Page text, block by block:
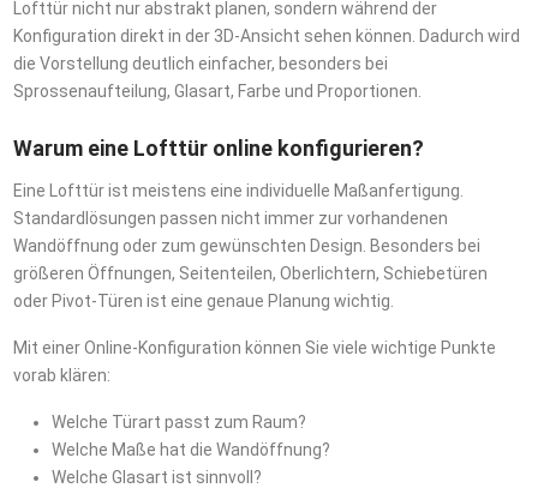
Lofttür nicht nur abstrakt planen, sondern während der
Konfiguration direkt in der 3D-Ansicht sehen können. Dadurch wird
die Vorstellung deutlich einfacher, besonders bei
Sprossenaufteilung, Glasart, Farbe und Proportionen.
Warum eine Lofttür online konfigurieren?
Eine Lofttür ist meistens eine individuelle Maßanfertigung.
Standardlösungen passen nicht immer zur vorhandenen
Wandöffnung oder zum gewünschten Design. Besonders bei
größeren Öffnungen, Seitenteilen, Oberlichtern, Schiebetüren
oder Pivot-Türen ist eine genaue Planung wichtig.
Mit einer Online-Konfiguration können Sie viele wichtige Punkte
vorab klären:
Welche Türart passt zum Raum?
Welche Maße hat die Wandöffnung?
Welche Glasart ist sinnvoll?